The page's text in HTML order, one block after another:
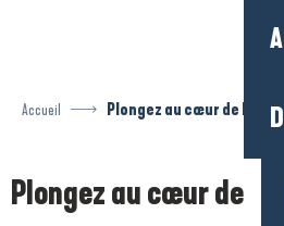
Accueil Plongez au cœur de la
Plongez au cœur de la